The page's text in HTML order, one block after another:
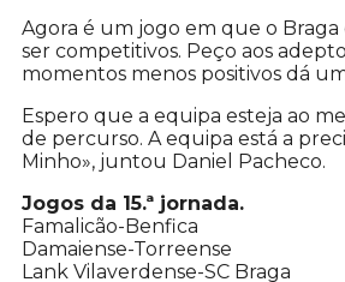
Agora é um jogo em que o
ser competitivos. Peço aos
momentos menos positivos dá
Espero que a equipa esteja ao
de percurso. A equipa está a
Minho», juntou Daniel Pacheco.
Jogos da 15.ª jornada.
Famalicão-Benfica
Damaiense-Torreense
Lank Vilaverdense-SC Braga